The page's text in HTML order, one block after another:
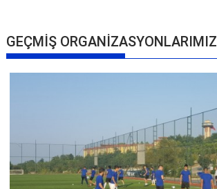
GEÇMİŞ ORGANİZASYONLARIMIZ